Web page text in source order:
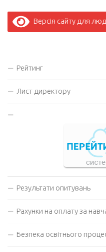
Версія сайту для
Рейтинг
Лист директору
Результати опитувань
Рахунки на оплату за
Безпека освітнього